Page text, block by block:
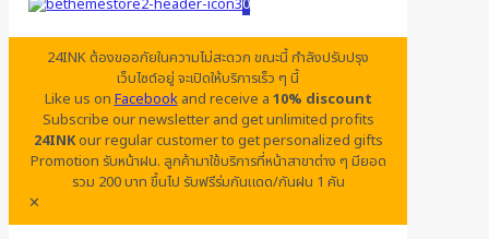
0
24INK ต้องขออภัยในความไม่สะดวก ขณะนี้ กำลังปรับปรุง
เว็บไซต์อยู่ จะเปิดให้บริการเร็ว ๆ นี้
Like us onFacebookand receive a 10% discount
Subscribe our newsletter and get unlimited profits
24INKour regular customer to get personalized gifts
Promotion รับหน้าฝน. ลูกค้ามาใช้บริการที่หน้าสาขาต่าง ๆ มียอด
รวม 200 บาท ขึ้นไป รับฟรีร่มกันแดด/กันฝน 1 คัน
✕